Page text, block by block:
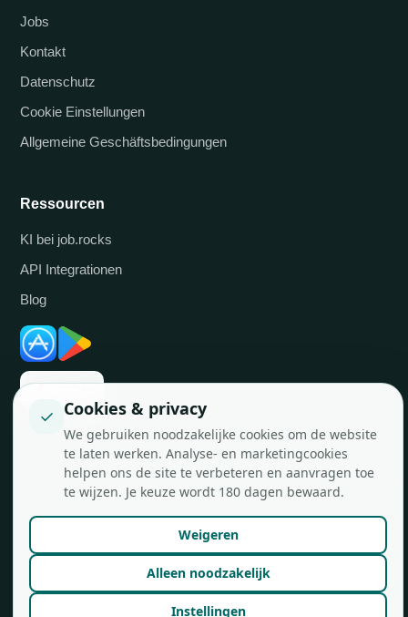
Jobs
Kontakt
Datenschutz
Cookie Einstellungen
Allgemeine Geschäftsbedingungen
Ressourcen
KI bei job.rocks
API Integrationen
Blog
© job.rocks AG Made in Zürich für flexible Teams.
✓ Cookies & privacy
We gebruiken noodzakelijke cookies om de website
te laten werken. Analyse- en marketingcookies
helpen ons de site te verbeteren en aanvragen toe
te wijzen. Je keuze wordt 180 dagen bewaard.
Weigeren
Alleen noodzakelijk
Instellingen